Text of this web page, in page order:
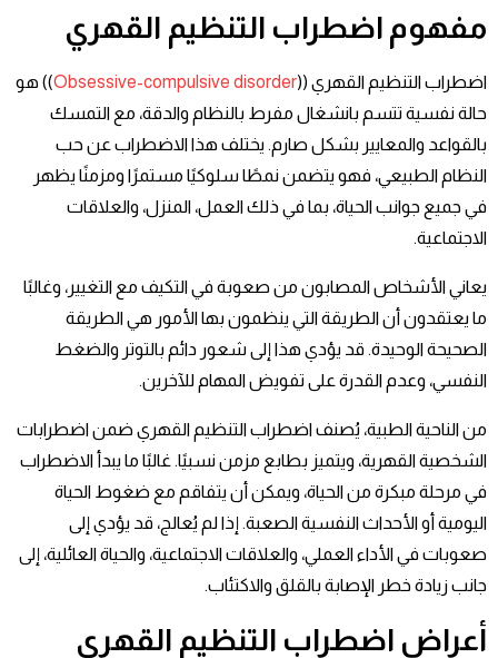
مفهوم اضطراب التنظيم القهري
اضطراب التنظيم القهري ((Obsessive-compulsive disorder)) هو
حالة نفسية تتسم بانشغال مفرط بالنظام والدقة، مع التمسك
بالقواعد والمعايير بشكل صارم. يختلف هذا الاضطراب عن حب
النظام الطبيعي، فهو يتضمن نمطًا سلوكيًا مستمرًا ومزمنًا يظهر
في جميع جوانب الحياة، بما في ذلك العمل، المنزل، والعلاقات
الاجتماعية.
يعاني الأشخاص المصابون من صعوبة في التكيف مع التغيير، وغالبًا
ما يعتقدون أن الطريقة التي ينظمون بها الأمور هي الطريقة
الصحيحة الوحيدة. قد يؤدي هذا إلى شعور دائم بالتوتر والضغط
النفسي، وعدم القدرة على تفويض المهام للآخرين.
من الناحية الطبية، يُصنف اضطراب التنظيم القهري ضمن اضطرابات
الشخصية القهرية، ويتميز بطابع مزمن نسبيًا. غالبًا ما يبدأ الاضطراب
في مرحلة مبكرة من الحياة، ويمكن أن يتفاقم مع ضغوط الحياة
اليومية أو الأحداث النفسية الصعبة. إذا لم يُعالج، قد يؤدي إلى
صعوبات في الأداء العملي، والعلاقات الاجتماعية، والحياة العائلية، إلى
جانب زيادة خطر الإصابة بالقلق والاكتئاب.
أعراض اضطراب التنظيم القهري